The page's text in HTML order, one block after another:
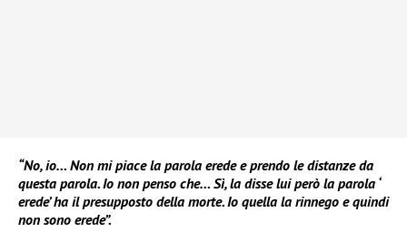
“No, io… Non mi piace la parola erede e prendo le distanze da
questa parola. Io non penso che… Sì, la disse lui però la parola ‘
erede’ ha il presupposto della morte. Io quella la rinnego e quindi
non sono erede”.